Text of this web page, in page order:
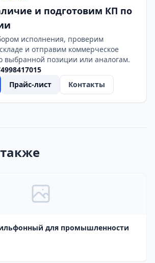
и подготовим КП по
исполнения, проверим
и отправим коммерческое
выбранной позиции или аналогам.
Прайс-лист Контакты
для промышленности